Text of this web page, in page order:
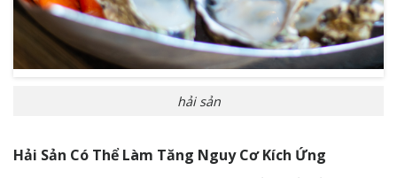
hải sản
Hải Sản Có Thể Làm Tăng Nguy Cơ Kích Ứng